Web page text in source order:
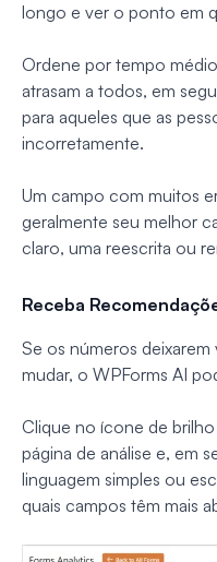
longo e ver o ponto em
Ordene por tempo
atrasam a todos, em
para aqueles que as
incorretamente.
Um campo com muitos
geralmente seu melhor
claro, uma reescrita ou
Receba
Se os números
mudar, o WPForms AI
Clique no ícone de
página de análise e, em
linguagem simples ou
quais campos têm mais